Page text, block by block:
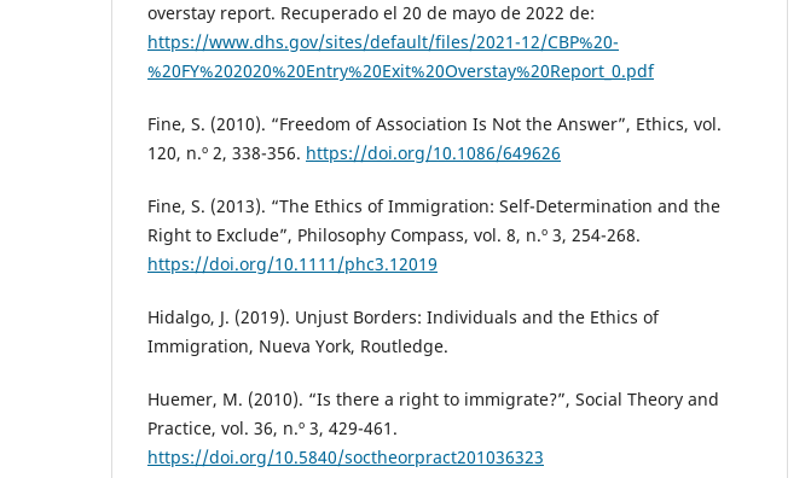
overstay report. Recuperado el 20 de mayo de 2022 de:
https://www.dhs.gov/sites/default/files/2021-12/CBP%20-
%20FY%202020%20Entry%20Exit%20Overstay%20Report_0.pdf
Fine, S. (2010). “Freedom of Association Is Not the Answer”, Ethics, vol.
120, n.º 2, 338-356. https://doi.org/10.1086/649626
Fine, S. (2013). “The Ethics of Immigration: Self-Determination and the
Right to Exclude”, Philosophy Compass, vol. 8, n.º 3, 254-268.
https://doi.org/10.1111/phc3.12019
Hidalgo, J. (2019). Unjust Borders: Individuals and the Ethics of
Immigration, Nueva York, Routledge.
Huemer, M. (2010). “Is there a right to immigrate?”, Social Theory and
Practice, vol. 36, n.º 3, 429-461.
https://doi.org/10.5840/soctheorpract201036323